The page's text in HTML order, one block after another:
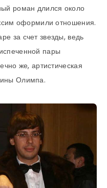
роман длился около
оформили отношения.
за счет звезды, ведь
пары
же, артистическая
Олимпа.